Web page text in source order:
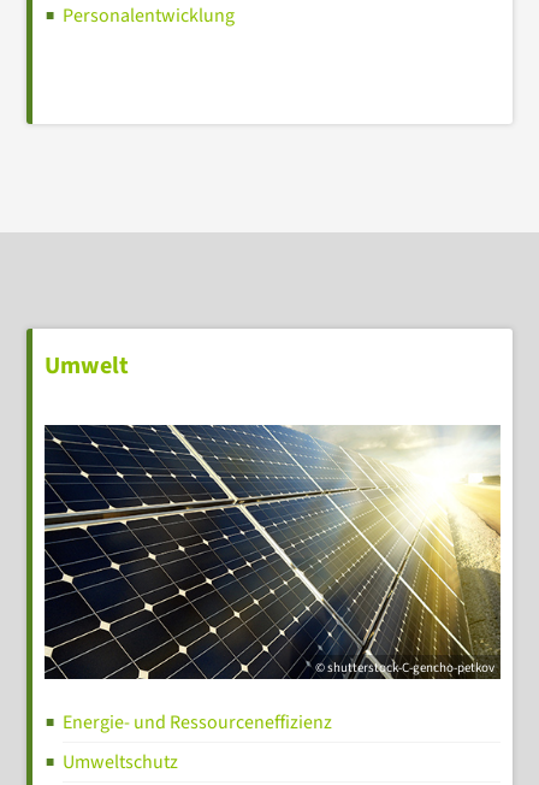
Personalentwicklung
Umwelt
© shutterstock-C-gencho-petkov
Energie- und Ressourceneffizienz
Umweltschutz